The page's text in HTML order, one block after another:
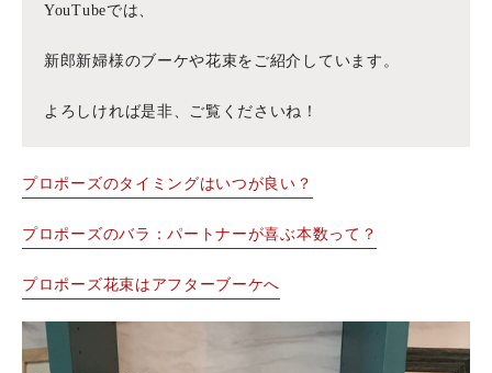
YouTubeでは、
新郎新婦様のブーケや花束をご紹介しています。
よろしければ是非、ご覧くださいね！
プロポーズのタイミングはいつが良い？
プロポーズのバラ：パートナーが喜ぶ本数って？
プロポーズ花束はアフターブーケへ